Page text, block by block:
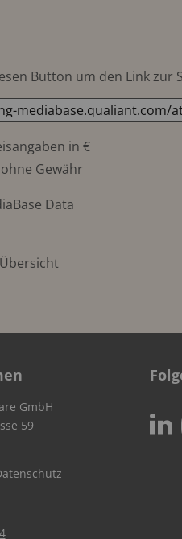
Button um den Link zur
in €
Gewähr
Data
GmbH
59
N